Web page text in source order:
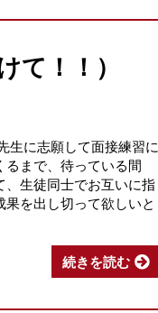
て！！）
生に志願して面接練習に
まで、待っている間
生徒同士でお互いに指
を出し切って欲しいと
続きを読む